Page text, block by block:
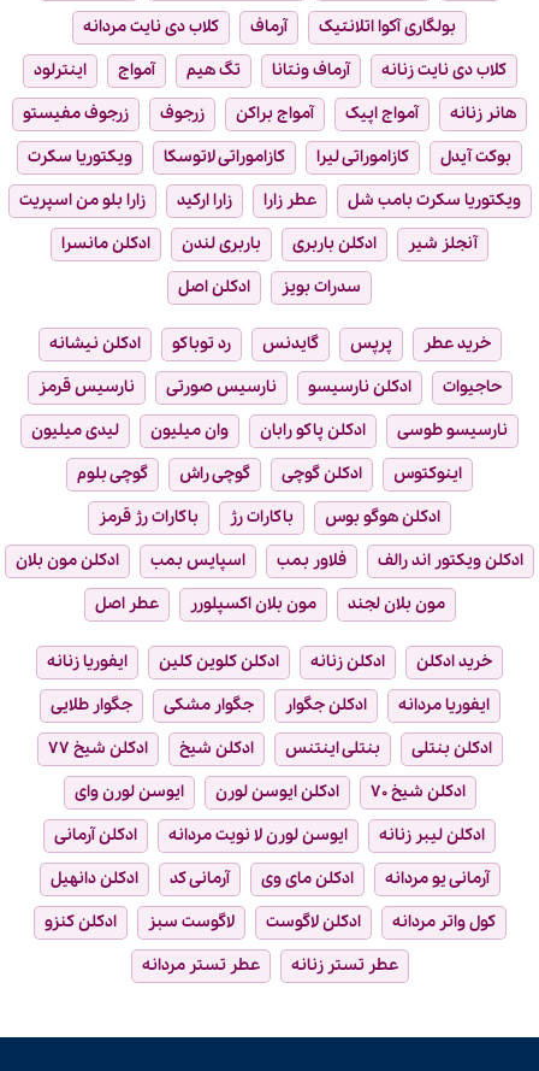
بولگاری آکوا اتلانتیک
آرماف
کلاب دی نایت مردانه
کلاب دی نایت زنانه
آرماف ونتانا تگ هیم آمواج
اینترلود
هانر زنانه
آمواج اپیک آمواج براکن زرجوف
زرجوف مفیستو
بوکت آیدل
کازاموراتی لیرا کازاموراتی لاتوسکا
ویکتوریا سکرت
ویکتوریا سکرت بامب شل
عطر زارا زارا ارکید
زارا بلو من اسپریت
آنجلز شیر
ادکلن باربری باربری لندن
ادکلن مانسرا
سدرات بویز
ادکلن اصل
خرید عطر پرپس گایدنس رد توباکو
ادکلن نیشانه
حاجیوات
ادکلن نارسیسو نارسیس صورتی
نارسیس قرمز
نارسیسو طوسی
ادکلن پاکو رابان وان میلیون
لیدی میلیون
اینوکتوس
ادکلن گوچی گوچی راش
گوچی بلوم
ادکلن هوگو بوس
باکارات رژ
باکارات رژ قرمز
ادکلن ویکتور اند رالف
فلاور بمب اسپایس بمب
ادکلن مون بلان
مون بلان لجند
مون بلان اکسپلورر عطر اصل
خرید ادکلن ادکلن زنانه ادکلن کلوین کلین
ایفوریا زنانه
ایفوریا مردانه
ادکلن جگوار جگوار مشکی
جگوار طلایی
ادکلن بنتلی
بنتلی اینتنس ادکلن شیخ
ادکلن شیخ ۷۷
ادکلن شیخ ۷۰
ادکلن ایوسن لورن
ایوسن لورن وای
ادکلن لیبر زنانه
ایوسن لورن لا نویت مردانه
ادکلن آرمانی
آرمانی یو مردانه
ادکلن مای وی آرمانی کد
ادکلن دانهیل
کول واتر مردانه
ادکلن لاگوست لاگوست سبز
ادکلن کنزو
عطر تستر زنانه
عطر تستر مردانه